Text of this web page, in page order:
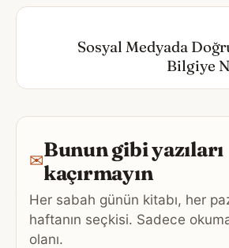
Sosyal Medyada
Bilgiye
✉Bunun gibi yazıları
kaçırmayın
Her sabah günün kitabı, her
haftanın seçkisi. Sadece
olanı.